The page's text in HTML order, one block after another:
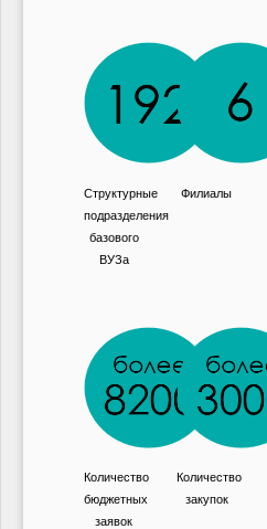
Структурные
подразделения
базового
ВУЗа
Филиалы
Количество
бюджетных
заявок
Количество
закупок